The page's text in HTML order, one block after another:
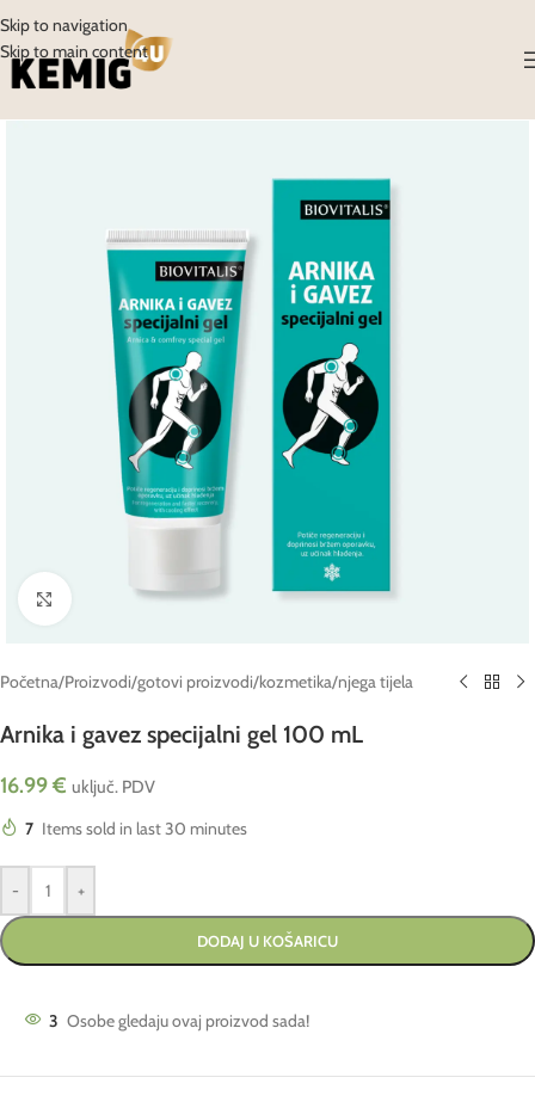
Skip to navigation
Skip to main content
Click to enlarge
Početna/Proizvodi/gotovi proizvodi/kozmetika/njega tijela
Arnika i gavez specijalni gel 100 mL
16.99€ uključ. PDV
7 Items sold in last 30 minutes
- +
DODAJ U KOŠARICU
3 Osobe gledaju ovaj proizvod sada!